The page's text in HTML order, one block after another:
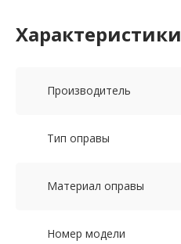
Характеристики
Производитель
Тип оправы
Материал оправы
Номер модели